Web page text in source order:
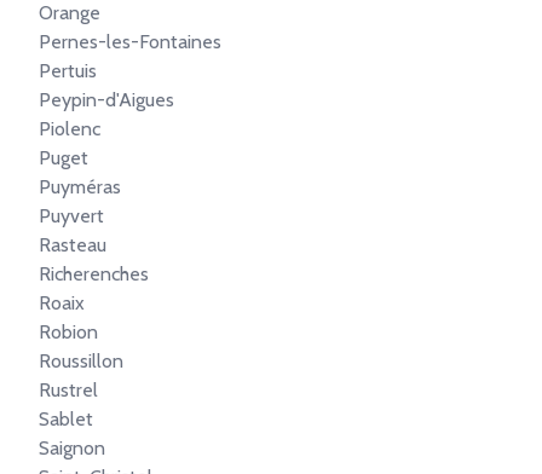
Orange
Pernes-les-Fontaines
Pertuis
Peypin-d'Aigues
Piolenc
Puget
Puyméras
Puyvert
Rasteau
Richerenches
Roaix
Robion
Roussillon
Rustrel
Sablet
Saignon